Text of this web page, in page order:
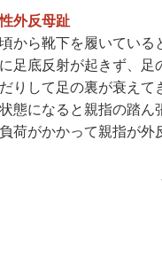
外反母趾
から靴下を履いてい
足底反射が起きず、足
りして足の裏が衰えて
態になると親指の踏
荷がかかって親指が外